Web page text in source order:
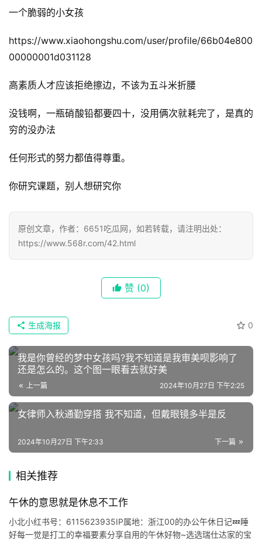
📖
墨
集
🔥
热
榜
速
主
星
一个脆弱的小女孩
https://www.xiaohongshu.com/user/profile/66b04e800
00000001d031128
高素质人才应该拒绝擦边，不该为五斗米折腰
没钱啊，一瓶硝酸铅都要四十，没用俩次就耗完了，是真的
穷的没办法
任何形式的努力都值得尊重。
你研究课题，别人想研究你
原创文章，作者：6651吃瓜网，如若转载，请注明出处：
https://www.568r.com/42.html
赞 (0)
0
生成海报
我是你曾经的梦中女孩吗?我不知道是我审美呗影响了
还是怎么的。这个图一眼看去就好美
上一篇 2024年10月27日 下午2:25
女律师入秋通勤穿搭 我不知道，但戴眼镜多半是反
下一篇
2024年10月27日 下午2:33
相关推荐
午休的意思就是休息不工作
小北小红书号：6115623935IP属地：浙江00的办公午休日记💤睡
好每一觉是打工的幸福要素分享自用的午休好物~选选瑞仕达家的宝